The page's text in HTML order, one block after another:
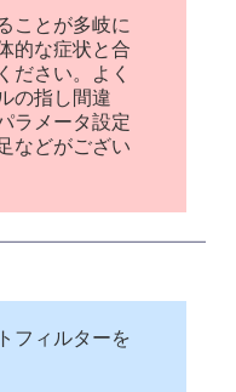
ことが多岐に
的な症状と合
ださい。よく
の指し間違
ラメータ設定
などがござい
フィルターを